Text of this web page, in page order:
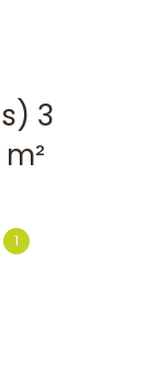
chambre(s) 90 m²
1